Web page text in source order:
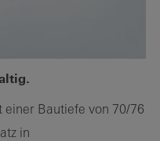
einer Bautiefe von 70/76
in